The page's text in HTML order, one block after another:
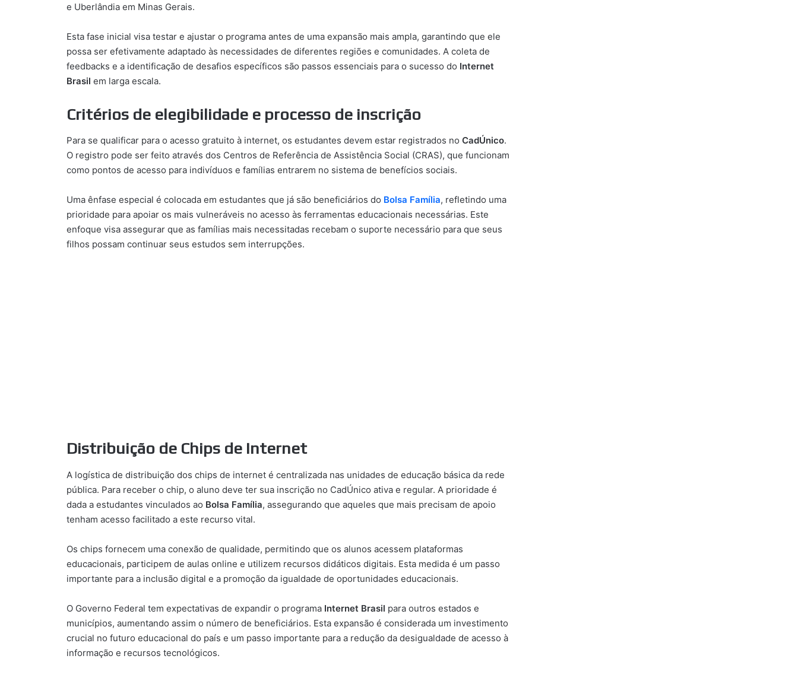
e Uberlândia em Minas Gerais.
Esta fase inicial visa testar e ajustar o programa antes de uma expansão mais ampla, garantindo que ele
possa ser efetivamente adaptado às necessidades de diferentes regiões e comunidades. A coleta de
feedbacks e a identificação de desafios específicos são passos essenciais para o sucesso do Internet
Brasil em larga escala.
Critérios de elegibilidade e processo de inscrição
Para se qualificar para o acesso gratuito à internet, os estudantes devem estar registrados no CadÚnico.
O registro pode ser feito através dos Centros de Referência de Assistência Social (CRAS), que funcionam
como pontos de acesso para indivíduos e famílias entrarem no sistema de benefícios sociais.
Uma ênfase especial é colocada em estudantes que já são beneficiários do Bolsa Família, refletindo uma
prioridade para apoiar os mais vulneráveis no acesso às ferramentas educacionais necessárias. Este
enfoque visa assegurar que as famílias mais necessitadas recebam o suporte necessário para que seus
filhos possam continuar seus estudos sem interrupções.
Distribuição de Chips de Internet
A logística de distribuição dos chips de internet é centralizada nas unidades de educação básica da rede
pública. Para receber o chip, o aluno deve ter sua inscrição no CadÚnico ativa e regular. A prioridade é
dada a estudantes vinculados ao Bolsa Família, assegurando que aqueles que mais precisam de apoio
tenham acesso facilitado a este recurso vital.
Os chips fornecem uma conexão de qualidade, permitindo que os alunos acessem plataformas
educacionais, participem de aulas online e utilizem recursos didáticos digitais. Esta medida é um passo
importante para a inclusão digital e a promoção da igualdade de oportunidades educacionais.
O Governo Federal tem expectativas de expandir o programa Internet Brasil para outros estados e
municípios, aumentando assim o número de beneficiários. Esta expansão é considerada um investimento
crucial no futuro educacional do país e um passo importante para a redução da desigualdade de acesso à
informação e recursos tecnológicos.